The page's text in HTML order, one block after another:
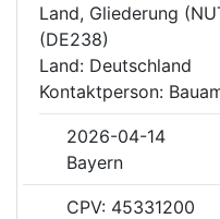
Land, Gliederung
(DE238)
Land: Deutschland
Kontaktperson:
2026-04-14
Bayern
CPV: 45331200